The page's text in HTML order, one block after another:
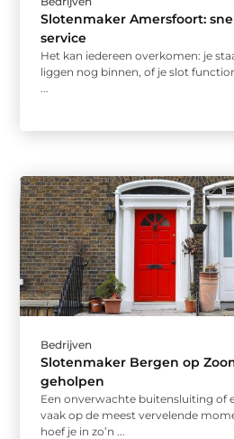
Slotenmaker Amersfoort:
service
Het kan iedereen overkomen: je
liggen nog binnen, of je slot
...
Bedrijven
Slotenmaker Bergen op
geholpen
Een onverwachte buitensluiting of
vaak op de meest vervelende
hoef je in zo’n ...